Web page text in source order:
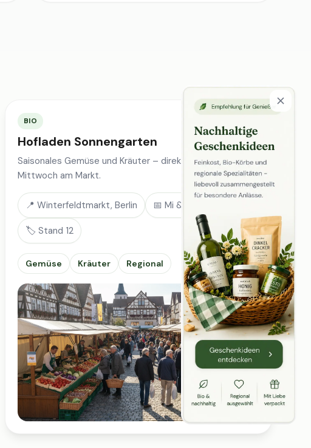
BIO
Hofladen Sonnengarten
Saisonales Gemüse und Kräuter – direkt vom Feld, jeden
Mittwoch am Markt.
📍 Winterfeldtmarkt, Berlin 📅 Mi & Sa
🏷️ Stand 12
Gemüse Kräuter Regional